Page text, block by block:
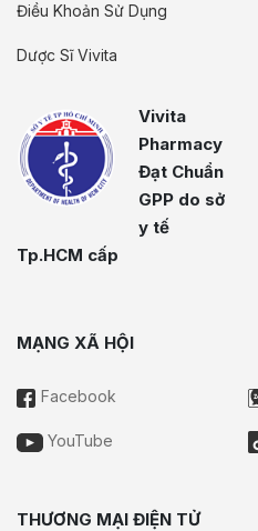
Điều Khoản Sử Dụng
Dược Sĩ Vivita
Vivita
Pharmacy
Đạt Chuẩn
GPP do sở
y tế
Tp.HCM cấp
MẠNG XÃ HỘI
Facebook
YouTube
THƯƠNG MẠI ĐIỆN TỬ